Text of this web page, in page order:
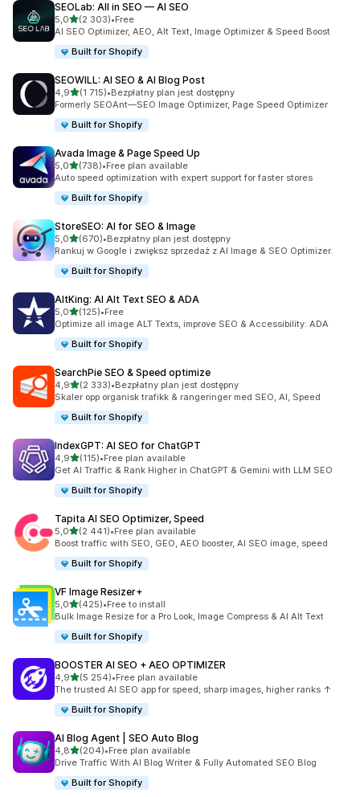
SEOLab: All in SEO — AI SEO
5,0na 5 gwiazdek
(2 303)
Łączna liczba recenzji: 2303
•Free
AI SEO Optimizer, AEO, Alt Text, Image Optimizer & Speed Boost
Built for Shopify
SEOWILL: AI SEO & AI Blog Post
4,9na 5 gwiazdek
(1 715)
Łączna liczba recenzji: 1715
•Bezpłatny plan jest dostępny
Formerly SEOAnt—SEO Image Optimizer, Page Speed Optimizer
Built for Shopify
Avada Image & Page Speed Up
5,0na 5 gwiazdek
(738)
Łączna liczba recenzji: 738
•Free plan available
Auto speed optimization with expert support for faster stores
Built for Shopify
StoreSEO: AI for SEO & Image
5,0na 5 gwiazdek
(670)
Łączna liczba recenzji: 670
•Bezpłatny plan jest dostępny
Rankuj w Google i zwiększ sprzedaż z AI Image & SEO Optimizer.
Built for Shopify
AltKing: AI Alt Text SEO & ADA
5,0na 5 gwiazdek
(125)
Łączna liczba recenzji: 125
•Free
Optimize all image ALT Texts, improve SEO & Accessibility: ADA
Built for Shopify
SearchPie SEO & Speed optimize
4,9na 5 gwiazdek
(2 333)
Łączna liczba recenzji: 2333
•Bezpłatny plan jest dostępny
Skaler opp organisk trafikk & rangeringer med SEO, AI, Speed
Built for Shopify
IndexGPT: AI SEO for ChatGPT
4,9na 5 gwiazdek
(115)
Łączna liczba recenzji: 115
•Free plan available
Get AI Traffic & Rank Higher in ChatGPT & Gemini with LLM SEO
Built for Shopify
Tapita AI SEO Optimizer, Speed
5,0na 5 gwiazdek
(2 441)
Łączna liczba recenzji: 2441
•Free plan available
Boost traffic with SEO, GEO, AEO booster, AI SEO image, speed
Built for Shopify
VF Image Resizer+
5,0na 5 gwiazdek
(425)
Łączna liczba recenzji: 425
•Free to install
Bulk Image Resize for a Pro Look, Image Compress & AI Alt Text
Built for Shopify
BOOSTER AI SEO + AEO OPTIMIZER
4,9na 5 gwiazdek
(5 254)
Łączna liczba recenzji: 5254
•Free plan available
The trusted AI SEO app for speed, sharp images, higher ranks ↑
Built for Shopify
AI Blog Agent | SEO Auto Blog
4,8na 5 gwiazdek
(204)
Łączna liczba recenzji: 204
•Free plan available
Drive Traffic With AI Blog Writer & Fully Automated SEO Blog
Built for Shopify